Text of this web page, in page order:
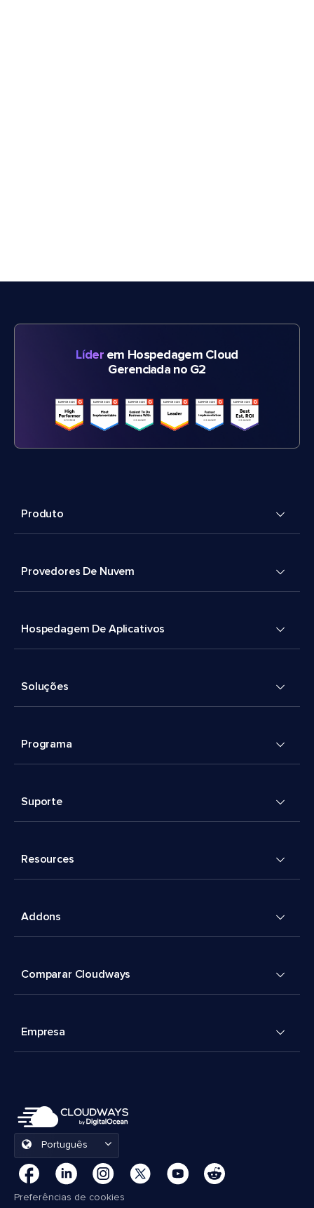
Líderem Hospedagem Cloud
Gerenciada no G2
Produto
Provedores De Nuvem
Hospedagem De Aplicativos
Soluções
Programa
Suporte
Resources
Addons
Comparar Cloudways
Empresa
Português
Preferências de cookies